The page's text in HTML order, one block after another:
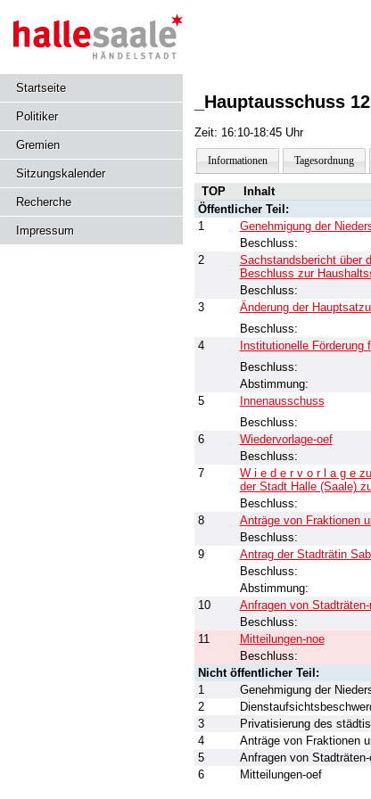
Startseite
Politiker
Gremien
Sitzungskalender
Recherche
Impressum
_Hauptausschuss
Zeit: 16:10-18:45 Uhr
Informationen Tagesordnung
TOP Inhalt
Öffentlicher Teil:
1
Genehmigung der
Beschluss:
2
Sachstandsbericht über
Beschluss zur
Beschluss:
3
Änderung der
Beschluss:
4
Institutionelle
Beschluss:
Abstimmung:
5
Innenausschuss
Beschluss:
6
Wiedervorlage-oef
Beschluss:
7
W i e d e r v o r l a g e
der Stadt Halle (Saale)
Beschluss:
8
Anträge von Fraktionen
Beschluss:
9
Antrag der Stadträtin
Beschluss:
Abstimmung:
10
Anfragen von Stadträten-
Beschluss:
11
Mitteilungen-noe
Beschluss:
Nicht öffentlicher Teil:
1
Genehmigung der
2
3
Privatisierung des
4
Anträge von Fraktionen
5
Anfragen von
6
Mitteilungen-oef